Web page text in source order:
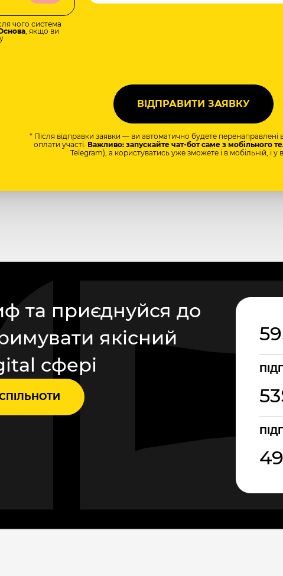
чого система
, якщо ви
* Після відправки заявки — ви автоматично будете перенаправлені
оплати участі. Важливо: запускайте чат-бот саме з мобільного
Telegram), а користуватись уже зможете і в мобільній, і у
та приєднуйся до
якісний
сфері